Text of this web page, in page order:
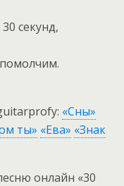
секунд,
«Сны»
ты» «Ева» «Знак
онлайн «30